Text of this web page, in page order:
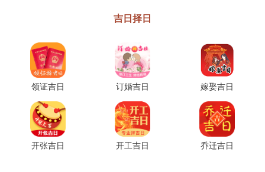
吉日择日
领证吉日 订婚吉日 嫁娶吉日
开张吉日 开工吉日 乔迁吉日